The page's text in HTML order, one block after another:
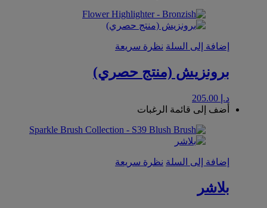
إضافة إلى السلة نظرة سريعة
برونزيش (منتج حصري)
د.إ
أضف إلى قائمة الرغبات
إضافة إلى السلة نظرة سريعة
بلاشر